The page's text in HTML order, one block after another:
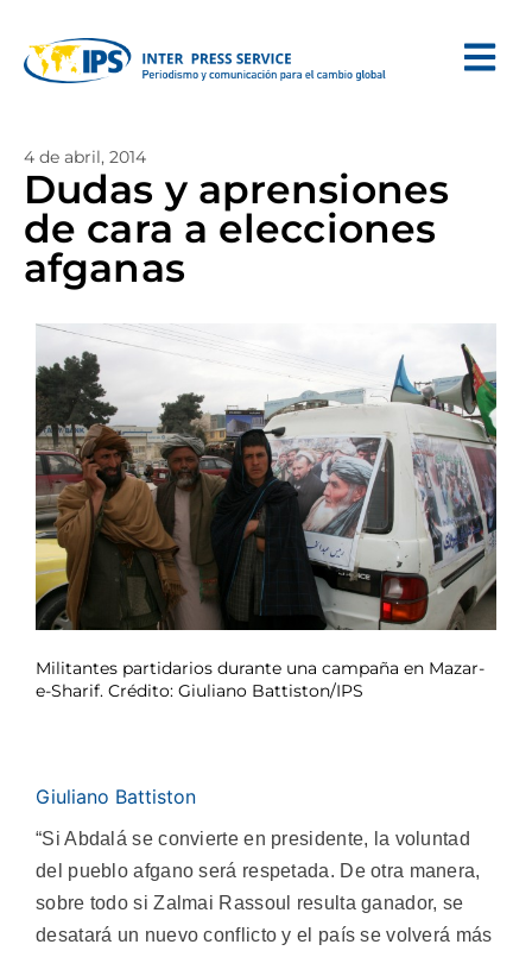
4 de abril, 2014
Dudas y aprensiones
de cara a elecciones
afganas
Militantes partidarios durante una campaña en Mazar-
e-Sharif. Crédito: Giuliano Battiston/IPS
Giuliano Battiston
“Si Abdalá se convierte en presidente, la voluntad
del pueblo afgano será respetada. De otra manera,
sobre todo si Zalmai Rassoul resulta ganador, se
desatará un nuevo conflicto y el país se volverá más